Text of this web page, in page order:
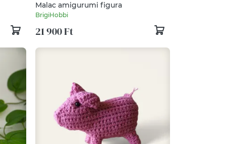
Malac amigurumi figura
BrigiHobbi
21 900 Ft